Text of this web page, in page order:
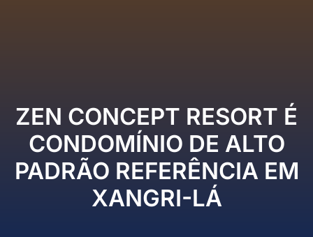
ZEN CONCEPT RESORT É
CONDOMÍNIO DE ALTO
PADRÃO REFERÊNCIA EM
XANGRI-LÁ